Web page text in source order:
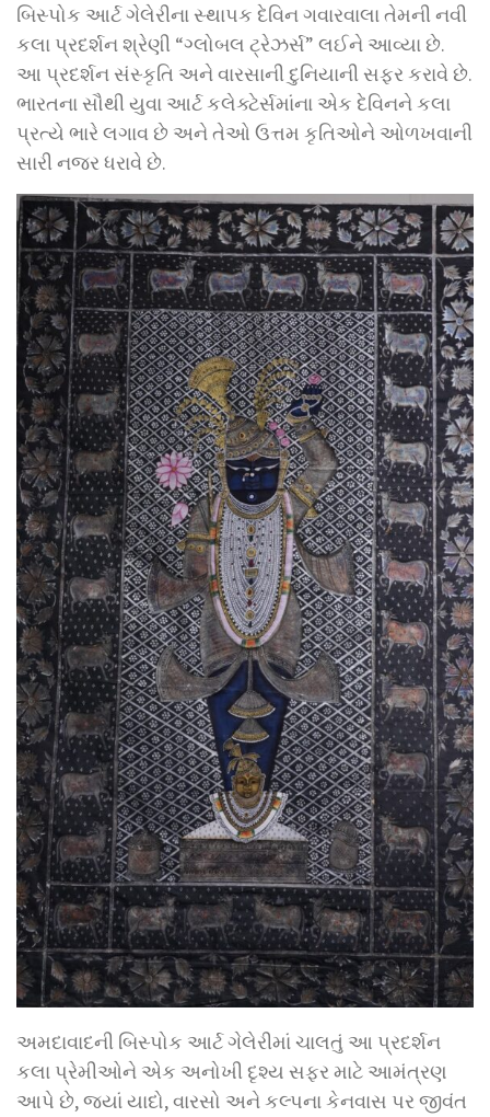
બિસ્પોક આર્ટ ગેલેરીના સ્થાપક દેવિન ગવારવાલા તેમની નવી
કલા પ્રદર્શન શ્રેણી “ગ્લોબલ ટ્રેઝર્સ” લઈને આવ્યા છે.
આ પ્રદર્શન સંસ્કૃતિ અને વારસાની દુનિયાની સફર કરાવે છે.
ભારતના સૌથી યુવા આર્ટ કલેક્ટેર્સમાંના એક દેવિનને કલા
પ્રત્યે ભારે લગાવ છે અને તેઓ ઉત્તમ કૃતિઓને ઓળખવાની
સારી નજર ધરાવે છે.
અમદાવાદની બિસ્પોક આર્ટ ગેલેરીમાં ચાલતું આ પ્રદર્શન
કલા પ્રેમીઓને એક અનોખી દૃશ્ય સફર માટે આમંત્રણ
આપે છે, જ્યાં યાદો, વારસો અને કલ્પના કેનવાસ પર જીવંત